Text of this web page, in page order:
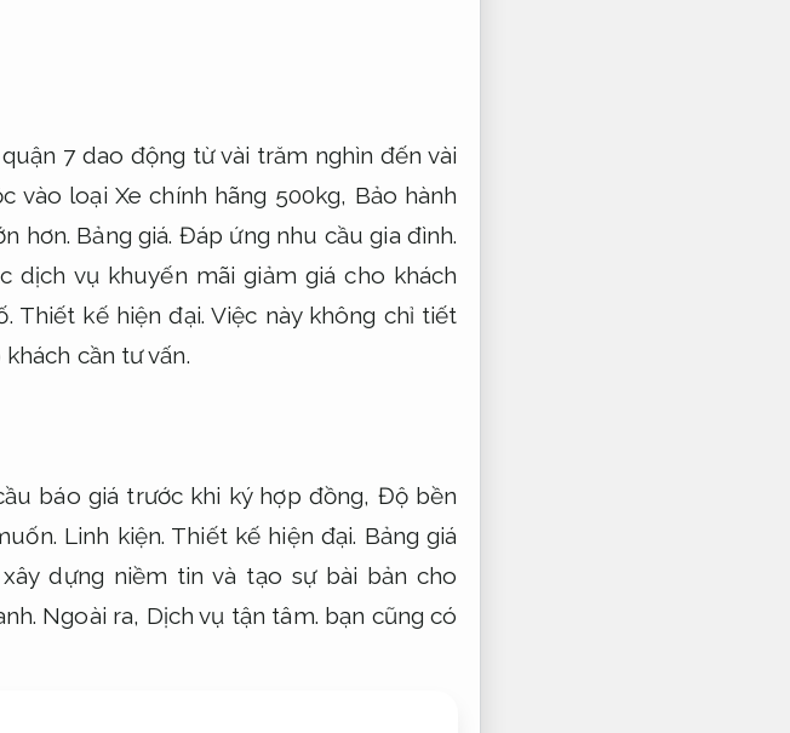
7 dao động từ vài trăm nghìn đến vài
vào loại Xe chính hãng 500kg, Bảo hành
hơn. Bảng giá. Đáp ứng nhu cầu gia đình.
dịch vụ khuyến mãi giảm giá cho khách
Thiết kế hiện đại. Việc này không chỉ tiết
cần tư vấn.
báo giá trước khi ký hợp đồng, Độ bền
Linh kiện. Thiết kế hiện đại. Bảng giá
dựng niềm tin và tạo sự bài bản cho
Ngoài ra, Dịch vụ tận tâm. bạn cũng có